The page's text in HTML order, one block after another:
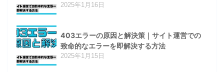
2025年1月16日
403エラーの原因と解決策｜サイト運営での
致命的なエラーを即解決する方法
2025年1月15日